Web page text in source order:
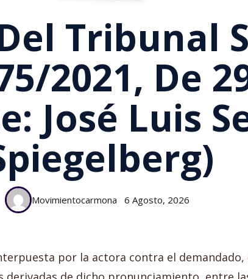
Tribunal
2021, De
José Luis
Movimientocarmona 6 Agosto, 2026
por la actora contra el